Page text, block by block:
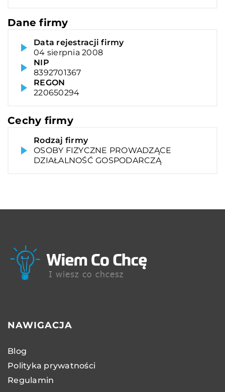
Dane firmy
Data rejestracji firmy
04 sierpnia 2008
NIP
8392701367
REGON
220650294
Cechy firmy
Rodzaj firmy
OSOBY FIZYCZNE PROWADZĄCE
DZIAŁALNOŚĆ GOSPODARCZĄ
NAWIGACJA
Blog
Polityka prywatności
Regulamin